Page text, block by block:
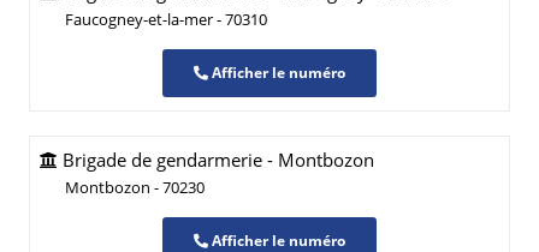
Faucogney-et-la-mer - 70310
Afficher le numéro
Brigade de gendarmerie - Montbozon
Montbozon - 70230
Afficher le numéro